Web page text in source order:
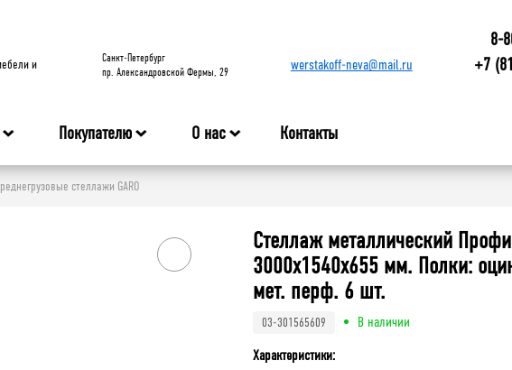
и
Cанкт-Петербург
пр. Александровской Фермы, 29
werstakoff-neva@mail.ru
8-
+7
Покупателю О нас Контакты
стеллажи GARO
Стеллаж металлический
3000x1540x655 мм. Полки:
мет. перф. 6 шт.
03-301565609
В наличии
Характеристики: